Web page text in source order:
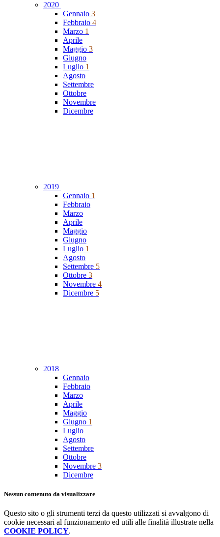
2020
Gennaio 3
Febbraio 4
Marzo 1
Aprile
Maggio 3
Giugno
Luglio 1
Agosto
Settembre
Ottobre
Novembre
Dicembre
2019
Gennaio 1
Febbraio
Marzo
Aprile
Maggio
Giugno
Luglio 1
Agosto
Settembre 5
Ottobre 3
Novembre 4
Dicembre 5
2018
Gennaio
Febbraio
Marzo
Aprile
Maggio
Giugno 1
Luglio
Agosto
Settembre
Ottobre
Novembre 3
Dicembre
Nessun contenuto da visualizzare
Questo sito o gli strumenti terzi da questo utilizzati si avvalgono di
cookie necessari al funzionamento ed utili alle finalità illustrate nella
COOKIE POLICY.